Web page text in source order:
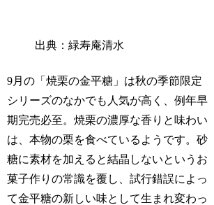
出典：緑寿庵清水
9月の「焼栗の金平糖」は秋の季節限定
シリーズのなかでも人気が高く、例年早
期完売必至。焼栗の濃厚な香りと味わい
は、本物の栗を食べているようです。砂
糖に素材を加えると結晶しないというお
菓子作りの常識を覆し、試行錯誤によっ
て金平糖の新しい味として生まれ変わっ